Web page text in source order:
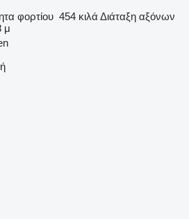
φορτίου 454 κιλά Διάταξη αξόνων
μ